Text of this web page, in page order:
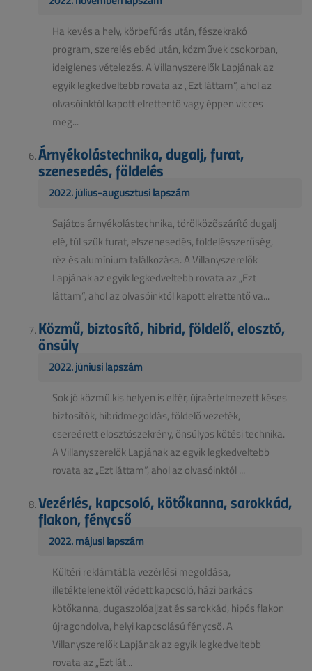
Ha kevés a hely, körbefúrás után, fészekrakó
program, szerelés ebéd után, közművek csokorban,
ideiglenes vételezés. A Villanyszerelők Lapjának az
egyik legkedveltebb rovata az „Ezt láttam”, ahol az
olvasóinktól kapott elrettentő vagy éppen vicces
meg...
Árnyékolástechnika, dugalj, furat,
szenesedés, földelés
2022. július-augusztusi lapszám
Sajátos árnyékolástechnika, törölközőszárító dugalj
elé, túl szűk furat, elszenesedés, földelésszerűség,
réz és alumínium találkozása. A Villanyszerelők
Lapjának az egyik legkedveltebb rovata az „Ezt
láttam”, ahol az olvasóinktól kapott elrettentő va...
Közmű, biztosító, hibrid, földelő, elosztó,
önsúly
2022. júniusi lapszám
Sok jó közmű kis helyen is elfér, újraértelmezett késes
biztosítók, hibridmegoldás, földelő vezeték,
csereérett elosztószekrény, önsúlyos kötési technika.
A Villanyszerelők Lapjának az egyik legkedveltebb
rovata az „Ezt láttam”, ahol az olvasóinktól ...
Vezérlés, kapcsoló, kötőkanna, sarokkád,
flakon, fénycső
2022. májusi lapszám
Kültéri reklámtábla vezérlési megoldása,
illetéktelenektől védett kapcsoló, házi barkács
kötőkanna, dugaszolóaljzat és sarokkád, hipós flakon
újragondolva, helyi kapcsolású fénycső. A
Villanyszerelők Lapjának az egyik legkedveltebb
rovata az „Ezt lát...